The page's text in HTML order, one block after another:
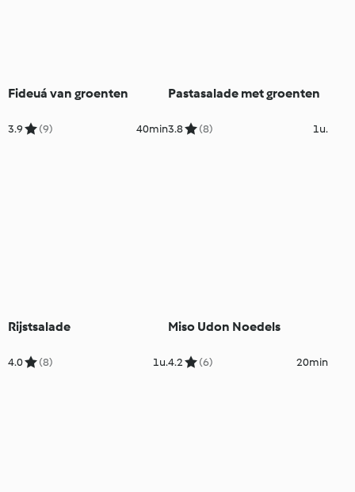
Fideuá van groenten
3.9 (9) 40min
Pastasalade met groenten
3.8 (8) 1u.
Rijstsalade
4.0 (8) 1u.
Miso Udon Noedels
4.2 (6) 20min